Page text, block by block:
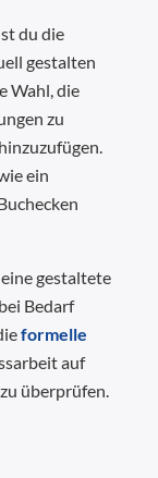
du die
gestalten
Wahl, die
zu
ein
gestaltete
Bedarf
formelle
auf
überprüfen.